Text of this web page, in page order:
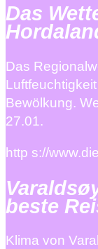
Das
Das
Luftfeuchtigkeit
Bewölkung.
27.01.
http s://
beste
Klima von